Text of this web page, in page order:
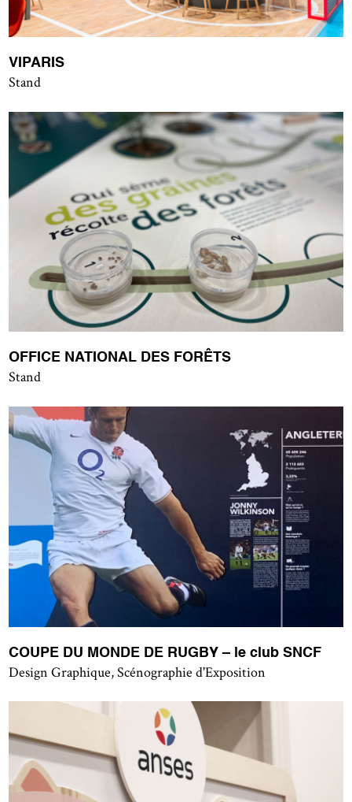
VIPARIS
Stand
OFFICE NATIONAL DES FORÊTS
Stand
COUPE DU MONDE DE RUGBY – le club SNCF
Design Graphique, Scénographie d'Exposition